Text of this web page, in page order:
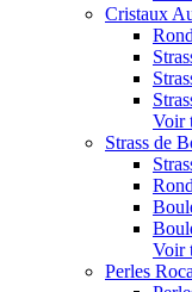
Cristaux
Voir
Strass de
Voir
Perles